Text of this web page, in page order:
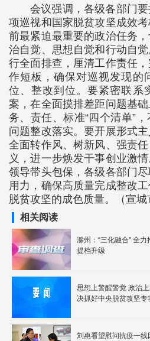
会议强调，各级各部门
项巡视和国家脱贫攻坚成效
前最紧迫最重要的政治任务
治自觉、思想自觉和行动自
行全面排查，厘清工作责任
作短板，确保对巡视发现的
位、整改到位。要紧密联系
案，在全面摸排差距问题基
务、责任、标准“四个清单”
问题整改落实。要开展形式
全面转作风、树新风、强责
义，进一步焕发干事创业激
领导带头包保，各级各部门
用力，确保高质量完成整改
脱贫攻坚的成色质量。（宣城
相关阅读
滁州：“三化融合” 全
提档升级
思想上警醒警觉 政治上对标
决抓好中央脱贫攻坚专
刘惠看望慰问抗疫一